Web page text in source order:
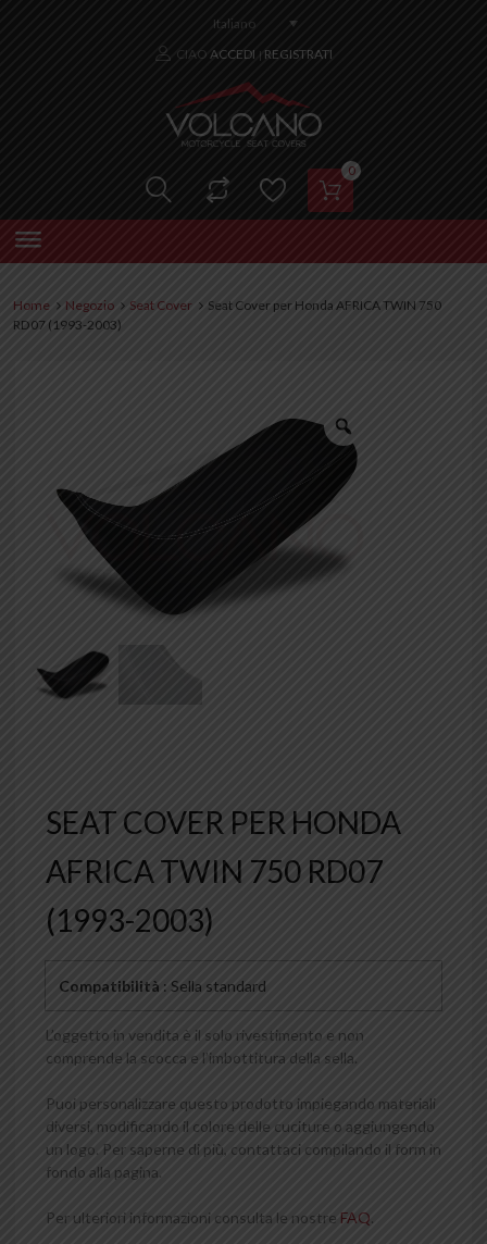
Italiano
CIAO ACCEDI | REGISTRATI
0
Home Negozio Seat Cover
Seat Cover per Honda AFRICA TWIN 750
RD07 (1993-2003)
SEAT COVER PER HONDA
AFRICA TWIN 750 RD07
(1993-2003)
Compatibilità : Sella standard
L’oggetto in vendita è il solo rivestimento e non
comprende la scocca e l’imbottitura della sella.
Puoi personalizzare questo prodotto impiegando materiali
diversi, modificando il colore delle cuciture o aggiungendo
un logo. Per saperne di più, contattaci compilando il form in
fondo alla pagina.
Per ulteriori informazioni consulta le nostre FAQ.